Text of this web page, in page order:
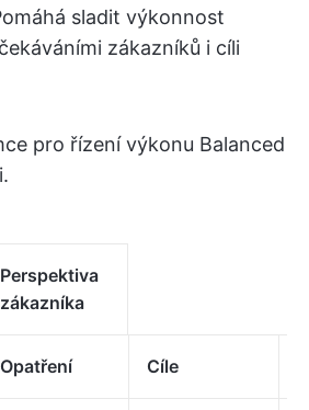
sladit výkonnost
zákazníků i cíli
pro řízení výkonu Balanced
Perspektiva
zákazníka
Opatření Cíle